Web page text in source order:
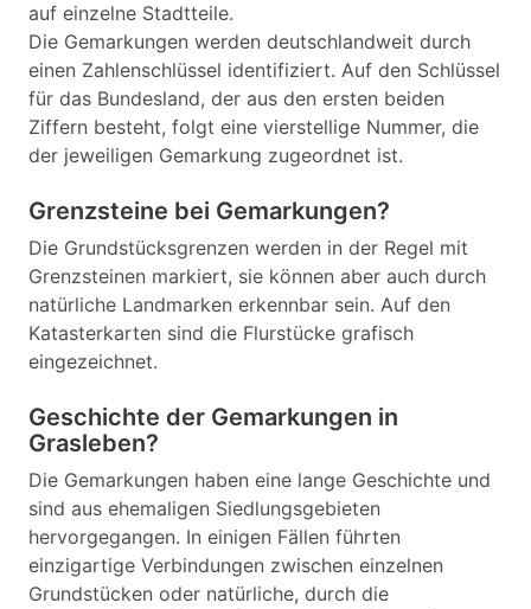
auf einzelne Stadtteile.
Die Gemarkungen werden deutschlandweit durch
einen Zahlenschlüssel identifiziert. Auf den Schlüssel
für das Bundesland, der aus den ersten beiden
Ziffern besteht, folgt eine vierstellige Nummer, die
der jeweiligen Gemarkung zugeordnet ist.
Grenzsteine bei Gemarkungen?
Die Grundstücksgrenzen werden in der Regel mit
Grenzsteinen markiert, sie können aber auch durch
natürliche Landmarken erkennbar sein. Auf den
Katasterkarten sind die Flurstücke grafisch
eingezeichnet.
Geschichte der Gemarkungen in
Grasleben?
Die Gemarkungen haben eine lange Geschichte und
sind aus ehemaligen Siedlungsgebieten
hervorgegangen. In einigen Fällen führten
einzigartige Verbindungen zwischen einzelnen
Grundstücken oder natürliche, durch die